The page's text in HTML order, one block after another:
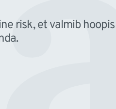
risk, et valmib